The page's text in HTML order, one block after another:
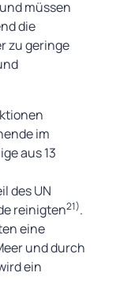
müssen
die
zu geringe
im
aus 13
des UN
reinigten21).
eine
und durch
ein